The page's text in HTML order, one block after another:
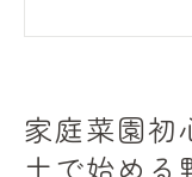
有機培養
家庭菜園初
土で始める